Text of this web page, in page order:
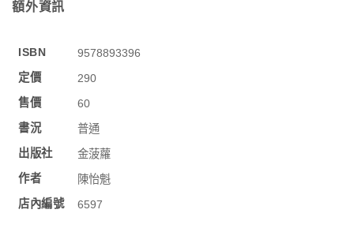
額外資訊
ISBN
9578893396
定價
290
售價
60
書況
普通
出版社
金菠蘿
作者
陳怡魁
店內編號
6597